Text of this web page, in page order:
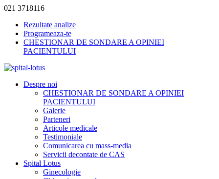
021 3718116
Rezultate analize
Programeaza-te
CHESTIONAR DE SONDARE A OPINIEI
PACIENTULUI
Despre noi
CHESTIONAR DE SONDARE A OPINIEI
PACIENTULUI
Galerie
Parteneri
Articole medicale
Testimoniale
Comunicarea cu mass-media
Servicii decontate de CAS
Spital Lotus
Ginecologie